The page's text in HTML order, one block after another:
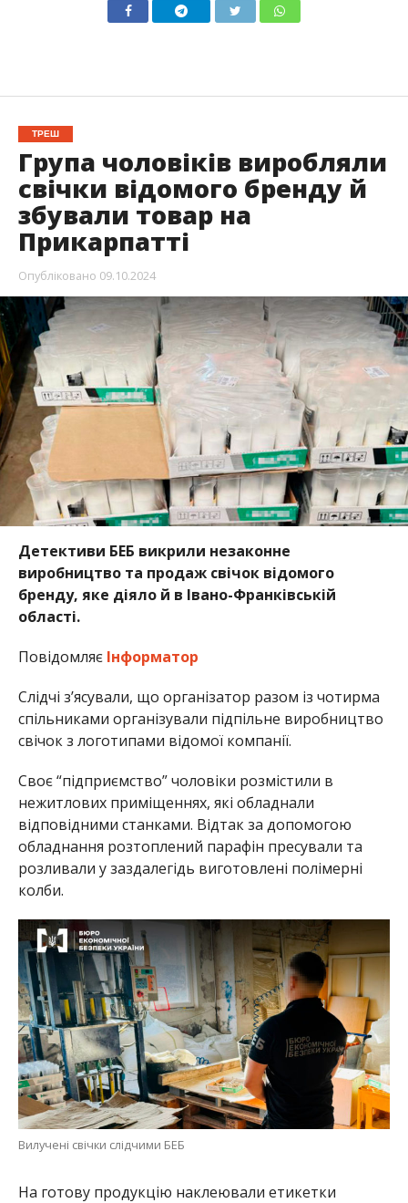
ТРЕШ
Група чоловіків виробляли
свічки відомого бренду й
збували товар на
Прикарпатті
Опубліковано 09.10.2024
Детективи БЕБ викрили незаконне
виробництво та продаж свічок відомого
бренду, яке діяло й в Івано-Франківській
області.
ПовідомляєІнформатор
Слідчі з’ясували, що організатор разом із чотирма
спільниками організували підпільне виробництво
свічок з логотипами відомої компанії.
Своє “підприємство” чоловіки розмістили в
нежитлових приміщеннях, які обладнали
відповідними станками. Відтак за допомогою
обладнання розтоплений парафін пресували та
розливали у заздалегідь виготовлені полімерні
колби.
Вилучені свічки слідчими БЕБ
На готову продукцію наклеювали етикетки